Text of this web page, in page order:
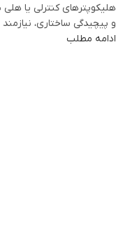
هلیکوپترهای کنترلی یا هلی
و پیچیدگی ساختاری،
ادامه مطلب